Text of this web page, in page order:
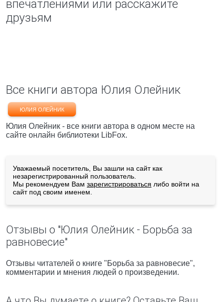
впечатлениями или расскажите
друзьям
Все книги автора Юлия Олейник
ЮЛИЯ ОЛЕЙНИК
Юлия Олейник - все книги автора в одном месте на
сайте онлайн библиотеки LibFox.
Уважаемый посетитель, Вы зашли на сайт как
незарегистрированный пользователь.
Мы рекомендуем Вам зарегистрироваться либо войти на
сайт под своим именем.
Отзывы о "Юлия Олейник - Борьба за
равновесие"
Отзывы читателей о книге "Борьба за равновесие",
комментарии и мнения людей о произведении.